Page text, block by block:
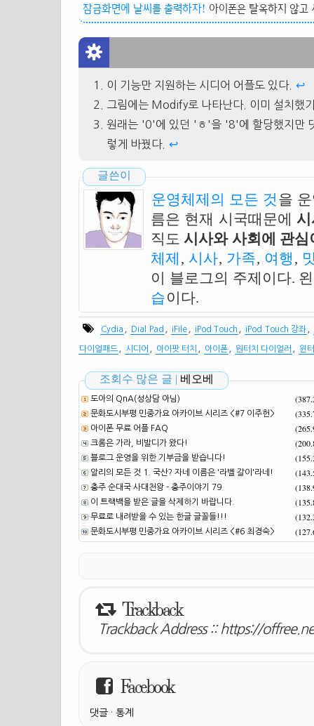
잠금화면에 날씨를 출력하자! 아이폰은 탈옥하지 않고
이 기능만 지원하는 시디어 어플도 있다. ↩
그림에는 Modify로 나타난다. 이미 설치했
원래는 '0'에 있던 'ㅎ'을 '8'에 할당했지만
렇게 바꿨다. ↩
글쓴이
운영체제의 모든 것 을
름은 현재 시국때문에
직도 시사와 사회에 관
체제 , 시사, 가족, 여행 ,
이 블로그의 주제이다.
습이다.
Cydia Dial Pad iFile iPod Touch iPod Touch 강좌
다이얼패드 시디어 아이팟 터치 아이폰 원터치 다이얼러 윈
조회수 많은 글 | 베오베
도아의 QnA(성상담 아님)
문화도시부평 민중가요 아카이브 시리즈 <#7 이주헌>
아이폰 무료 어플 FAQ
크롬은 가라, 비발디가 왔다!
블로그 운영을 위한 기부금을 받습니다!
알리의 모든 것 1. 국산? 자네 이름은 '라벨 갈이'라네!
충주 순대국 사대천왕 - 충주이야기 79
이 트랙백을 받은 글을 삭제하기 바랍니다.
무료로 내려받을 수 있는 한글 글꼴들!!!
문화도시부평 민중가요 아카이브 시리즈 <#6 최경숙>
Trackback
Trackback Address :: https://
Facebook
댓글 · 통계